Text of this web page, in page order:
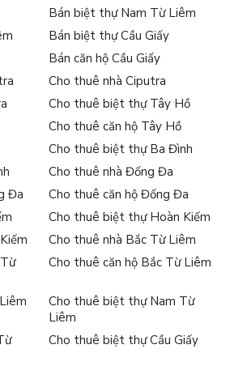
Bán biệt thự Nam Từ Liêm
Bán biệt thự Cầu Giấy
Bán căn hộ Cầu Giấy
Cho thuê nhà Ciputra
Cho thuê biệt thự Tây Hồ
Cho thuê căn hộ Tây Hồ
Cho thuê biệt thự Ba Đình
Cho thuê nhà Đống Đa
Đa
Cho thuê căn hộ Đống Đa
Cho thuê biệt thự Hoàn Kiếm
Cho thuê nhà Bắc Từ Liêm
Cho thuê căn hộ Bắc Từ Liêm
Cho thuê biệt thự Nam Từ
Liêm
Cho thuê biệt thự Cầu Giấy